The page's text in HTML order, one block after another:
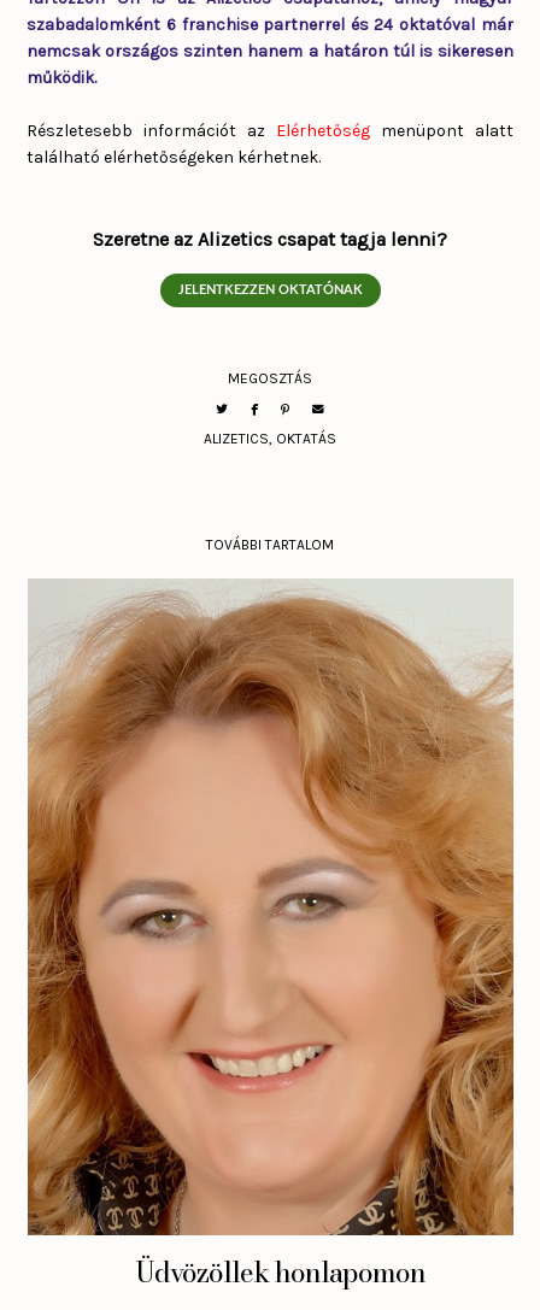
szabadalomként 6 franchise partnerrel és 24 oktatóval már
nemcsak országos szinten hanem a határon túl is sikeresen
működik.
Részletesebb információt az Elérhetőségmenüpont alatt
található elérhetőségeken kérhetnek.
Szeretne az Alizetics csapat tagja lenni?
JELENTKEZZEN OKTATÓNAK
MEGOSZTÁS
ALIZETICS OKTATÁS
TOVÁBBI TARTALOM
Üdvözöllek honlapomon